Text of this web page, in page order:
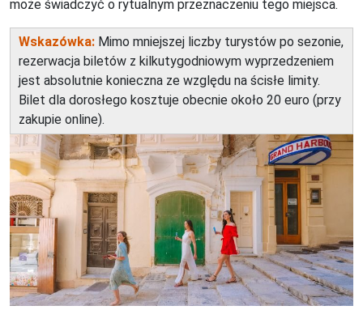
może świadczyć o rytualnym przeznaczeniu tego miejsca.
Wskazówka: Mimo mniejszej liczby turystów po sezonie,
rezerwacja biletów z kilkutygodniowym wyprzedzeniem
jest absolutnie konieczna ze względu na ścisłe limity.
Bilet dla dorosłego kosztuje obecnie około 20 euro (przy
zakupie online).